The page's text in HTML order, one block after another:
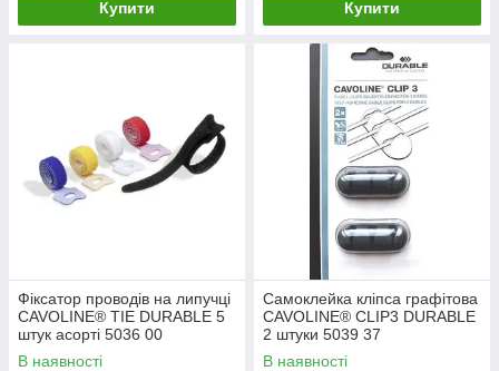
Купити Купити
Фіксатор проводів на липучці
CAVOLINE® TIE DURABLE 5
штук асорті 5036 00
В наявності
Самоклейка кліпса графітова
CAVOLINE® CLIP3 DURABLE
2 штуки 5039 37
В наявності